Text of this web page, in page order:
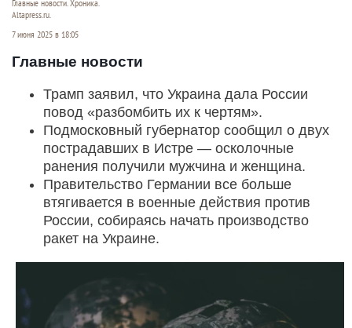
Главные новости. Хроника.
Altapress.ru.
7 июня 2025 в 18:05
Главные новости
Трамп заявил, что Украина дала России
повод «разбомбить их к чертям».
Подмосковный губернатор сообщил о двух
пострадавших в Истре — осколочные
ранения получили мужчина и женщина.
Правительство Германии все больше
втягивается в военные действия против
России, собираясь начать производство
ракет на Украине.